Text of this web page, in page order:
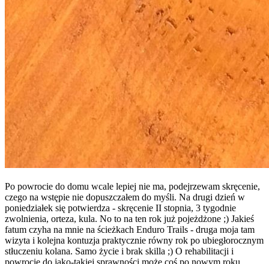
Po powrocie do domu wcale lepiej nie ma, podejrzewam skręcenie,
czego na wstępie nie dopuszczałem do myśli. Na drugi dzień w
poniedziałek się potwierdza - skręcenie II stopnia, 3 tygodnie
zwolnienia, orteza, kula. No to na ten rok już pojeżdżone ;) Jakieś
fatum czyha na mnie na ścieżkach Enduro Trails - druga moja tam
wizyta i kolejna kontuzja praktycznie równy rok po ubiegłorocznym
stłuczeniu kolana. Samo życie i brak skilla ;) O rehabilitacji i
powrocie do jako-takiej sprawności może coś po nowym roku